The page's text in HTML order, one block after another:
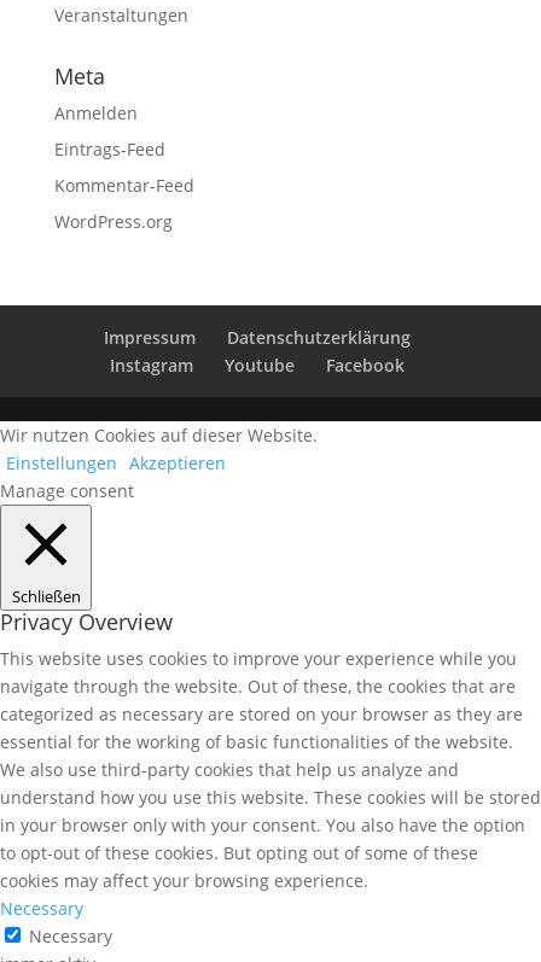
Veranstaltungen
Meta
Anmelden
Eintrags-Feed
Kommentar-Feed
WordPress.org
Impressum
Datenschutzerklärung
Instagram
Youtube Facebook
Wir nutzen Cookies auf dieser Website.
Einstellungen Akzeptieren
Manage consent
Schließen
Privacy Overview
This website uses cookies to improve your experience while you
navigate through the website. Out of these, the cookies that are
categorized as necessary are stored on your browser as they are
essential for the working of basic functionalities of the website.
We also use third-party cookies that help us analyze and
understand how you use this website. These cookies will be stored
in your browser only with your consent. You also have the option
to opt-out of these cookies. But opting out of some of these
cookies may affect your browsing experience.
Necessary
Necessary